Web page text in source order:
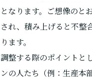
となります。ご想像のと
され、積み上げると不整
ります。
調整する際のポイントと
ンの人たち（例：生産本